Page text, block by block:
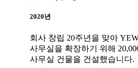
2020년
회사 창립 20주년을 맞아
사무실을 확장하기 위해
사무실 건물을 건설했습니다.